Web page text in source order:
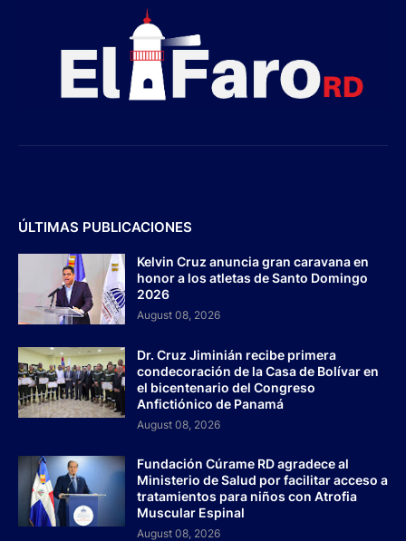
ÚLTIMAS PUBLICACIONES
Kelvin Cruz anuncia gran caravana en
honor a los atletas de Santo Domingo
2026
August 08, 2026
Dr. Cruz Jiminián recibe primera
condecoración de la Casa de Bolívar en
el bicentenario del Congreso
Anfictiónico de Panamá
August 08, 2026
Fundación Cúrame RD agradece al
Ministerio de Salud por facilitar acceso a
tratamientos para niños con Atrofia
Muscular Espinal
August 08, 2026